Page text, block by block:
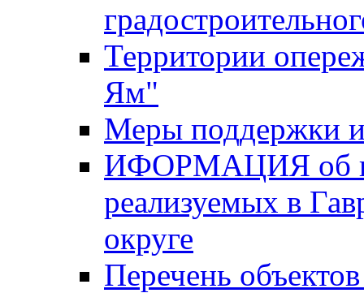
Территории
Ям"
Меры поддержки
ИФОРМАЦИЯ об
реализуемых в
округе
Перечень